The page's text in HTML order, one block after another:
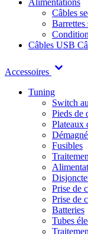
Alimentations
Câbles
Barrettes
Câbles USB
Accessoires
Tuning
Switch
Pieds de
Plateaux
Fusibles
Prise de
Prise de
Batteries
Tubes